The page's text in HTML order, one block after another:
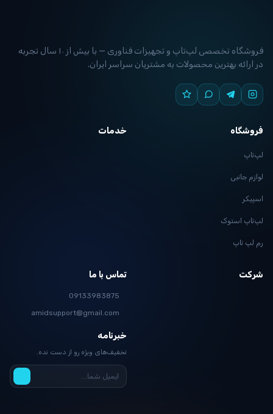
فروشگاه تخصصی لپ‌تاپ و تجهیزات فناوری — با بیش از ۱۰ سال تجربه
ارائه بهترین محصولات به مشتریان سراسر ایران.
جانبی
استوک
لپ تاپ
خدمات
تماس با ما
09133983875
amidsupport@gmail.com
خبرنامه
تخفیف‌های ویژه رو از دست نده.